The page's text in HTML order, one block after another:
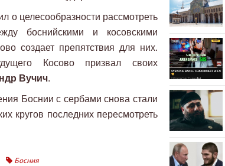
о целесообразности рассмотреть
боснийскими и косовскими
создает препятствия для них.
Косово призвал своих
Вучич.
Боснии с сербами снова стали
кругов последних пересмотреть
Босния